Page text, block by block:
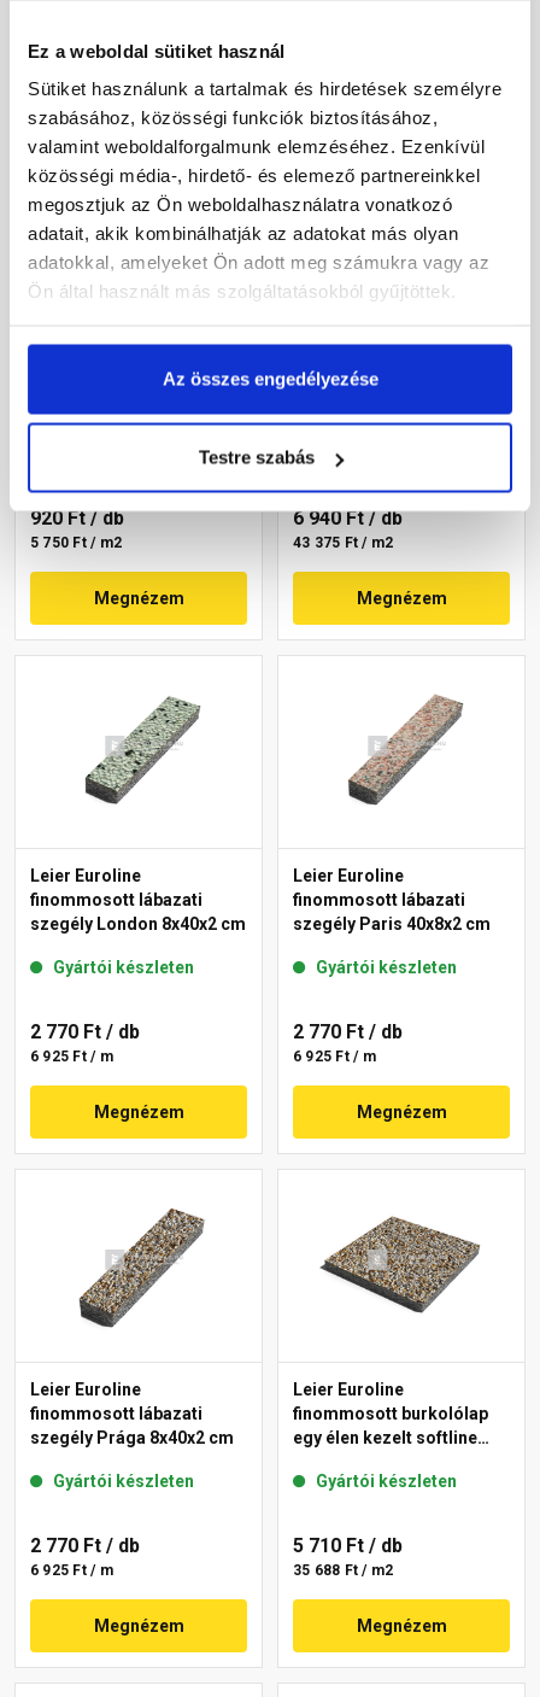
Ez a weboldal sütiket használ
Sütiket használunk a tartalmak és hirdetések személyre
szabásához, közösségi funkciók biztosításához,
valamint weboldalforgalmunk elemzéséhez. Ezenkívül
közösségi média-, hirdető- és elemező partnereinkkel
megosztjuk az Ön weboldalhasználatra vonatkozó
adatait, akik kombinálhatják az adatokat más olyan
adatokkal, amelyeket Ön adott meg számukra vagy az
Ön által használt más szolgáltatásokból gyűjtöttek.
Az összes engedélyezése
Testre szabás
Megnézem Megnézem
burkolólap szürke
920 Ft/ db
5 750 Ft / m2
Megnézem
finommosott burkolólap
két élen kezelt softline
Gyártói készleten
6 940 Ft/ db
43 375 Ft / m2
Megnézem
Leier Euroline
finommosott lábazati
szegély London 8x40x2 cm
Gyártói készleten
2 770 Ft / db
6 925 Ft / m
Megnézem
Leier Euroline
finommosott lábazati
szegély Paris 40x8x2 cm
Gyártói készleten
2 770 Ft / db
6 925 Ft / m
Megnézem
Leier Euroline
finommosott lábazati
szegély Prága 8x40x2 cm
Gyártói készleten
2 770 Ft / db
6 925 Ft / m
Megnézem
Leier Euroline
finommosott burkolólap
egy élen kezelt softline
Gyártói készleten
5 710 Ft / db
35 688 Ft / m2
Megnézem